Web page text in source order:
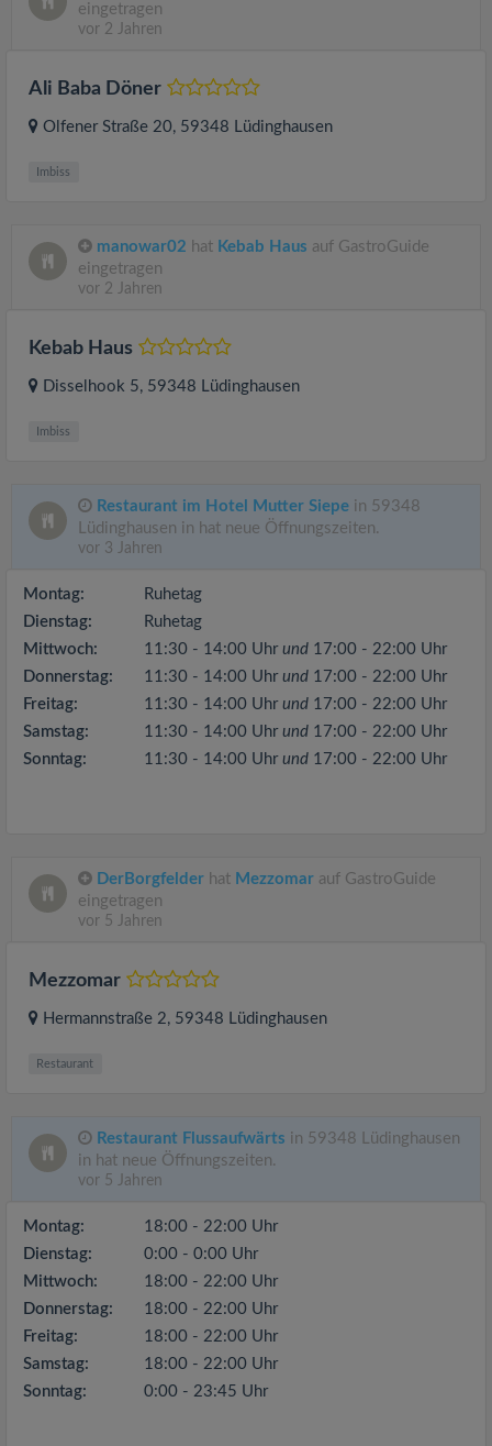
eingetragen
vor 2 Jahren
Ali Baba Döner
Olfener Straße 20, 59348 Lüdinghausen
Imbiss
manowar02 hat Kebab Haus auf GastroGuide
eingetragen
vor 2 Jahren
Kebab Haus
Disselhook 5, 59348 Lüdinghausen
Imbiss
Restaurant im Hotel Mutter Siepe in 59348
Lüdinghausen in hat neue Öffnungszeiten.
vor 3 Jahren
Montag:
Ruhetag
Dienstag:
Ruhetag
Mittwoch:
11:30 - 14:00 Uhr und 17:00 - 22:00 Uhr
Donnerstag:
11:30 - 14:00 Uhr und 17:00 - 22:00 Uhr
Freitag:
11:30 - 14:00 Uhr und 17:00 - 22:00 Uhr
Samstag:
11:30 - 14:00 Uhr und 17:00 - 22:00 Uhr
Sonntag:
11:30 - 14:00 Uhr und 17:00 - 22:00 Uhr
DerBorgfelder hat Mezzomar auf GastroGuide
eingetragen
vor 5 Jahren
Mezzomar
Hermannstraße 2, 59348 Lüdinghausen
Restaurant
Restaurant Flussaufwärts in 59348 Lüdinghausen
in hat neue Öffnungszeiten.
vor 5 Jahren
Montag:
18:00 - 22:00 Uhr
Dienstag:
0:00 - 0:00 Uhr
Mittwoch:
18:00 - 22:00 Uhr
Donnerstag:
18:00 - 22:00 Uhr
Freitag:
18:00 - 22:00 Uhr
Samstag:
18:00 - 22:00 Uhr
Sonntag:
0:00 - 23:45 Uhr